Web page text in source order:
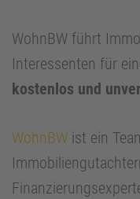
WohnBW führt
Interessenten für
kostenlos und
WohnBW ist ein